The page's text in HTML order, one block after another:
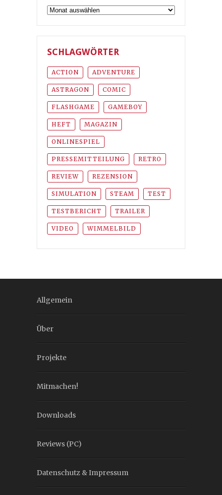
Archiv
SCHLAGWÖRTER
ACTION ADVENTURE
ASTRAGON COMIC
FLASHGAME GAMEBOY
HEFT MAGAZIN
ONLINESPIEL
PRESSEMITTEILUNG RETRO
REVIEW REZENSION
SIMULATION STEAM TEST
TESTBERICHT TRAILER
VIDEO WIMMELBILD
Allgemein
Über
Projekte
Mitmachen!
Downloads
Reviews (PC)
Datenschutz & Impressum